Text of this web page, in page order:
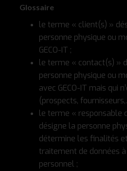
Glossaire
le terme « client(s) »
personne physique ou
GECO-IT ;
le terme « contact(s) »
personne physique ou
avec GECO-IT mais qui
(prospects,
le terme « responsable
désigne la personne
détermine les finalités
traitement de données
personnel ;